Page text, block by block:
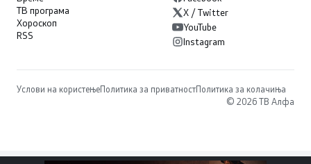
ТВ програма
Хороскоп
RSS
X / Twitter
YouTube
Instagram
Услови на користењеПолитика за приватностПолитика за колачиња
© 2026 ТВ Алфа